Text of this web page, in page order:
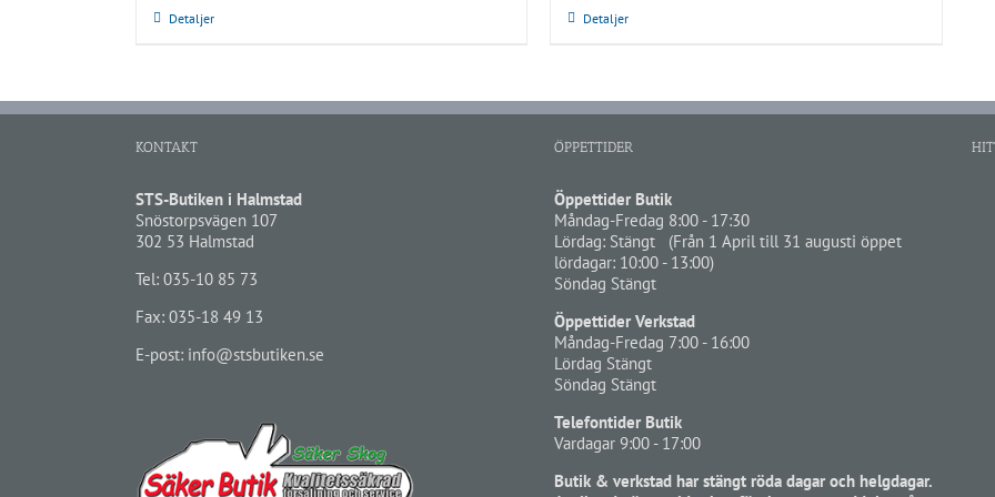
Detaljer Detaljer
KONTAKT
STS-Butiken i Halmstad
Snöstorpsvägen 107
302 53 Halmstad
Tel: 035-10 85 73
Fax: 035-18 49 13
E-post: info@stsbutiken.se
ÖPPETTIDER
Öppettider Butik
Måndag-Fredag 8:00 - 17:30
Lördag: Stängt (Från 1 April till 31 augusti öppet
lördagar: 10:00 - 13:00)
Söndag Stängt
Öppettider Verkstad
Måndag-Fredag 7:00 - 16:00
Lördag Stängt
Söndag Stängt
Telefontider Butik
Vardagar 9:00 - 17:00
Butik & verkstad har stängt röda dagar och helgdagar.